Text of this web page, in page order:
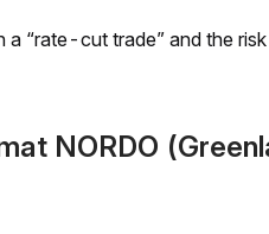
“rate-cut trade” and the
NORDO